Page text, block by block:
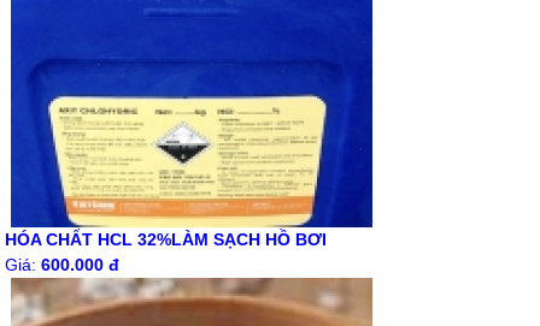
HÓA CHẤT HCL 32%LÀM SẠCH HỒ BƠI
Giá:600.000 đ